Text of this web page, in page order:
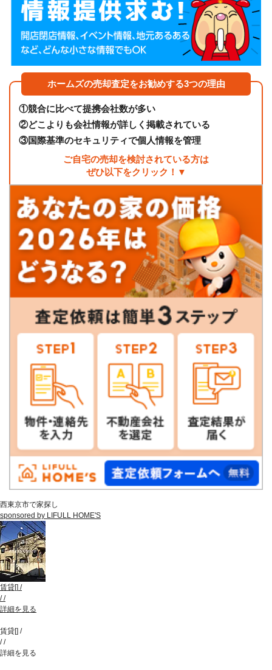
ホームズの売却査定をお勧めする3つの理由
①競合に比べて提携会社数が多い
②どこよりも会社情報が詳しく掲載されている
③国際基準のセキュリティで個人情報を管理
ご自宅の売却を検討されている方は
ぜひ以下をクリック！▼
西東京市で家探し
sponsored by LIFULL HOME'S
賃貸[] /
//
詳細を見る
賃貸[] /
//
詳細を見る